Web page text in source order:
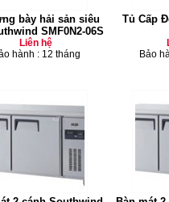
bày hải sản siêu
SMF0N2-06S
Liên hệ
hành : 12 tháng
Tủ Cấp
Bảo